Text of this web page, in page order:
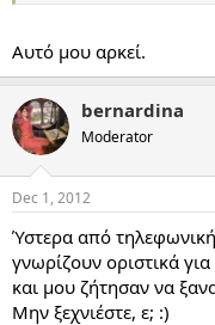
Αυτό μου αρκεί.
bernardina
Moderator
Dec 1, 2012
Ύστερα από
γνωρίζουν οριστικά για
και μου ζήτησαν να
Μην ξεχνιέστε, ε; :)